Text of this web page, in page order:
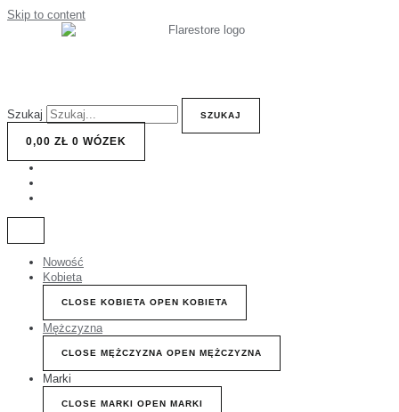
Skip to content
Szukaj SZUKAJ
0,00 ZŁ 0 WÓZEK
Nowość
Kobieta
CLOSE KOBIETA OPEN KOBIETA
Mężczyzna
CLOSE MĘŻCZYZNA OPEN MĘŻCZYZNA
Marki
CLOSE MARKI OPEN MARKI